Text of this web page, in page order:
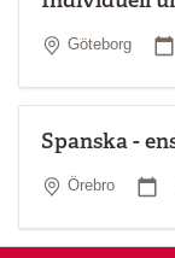
Plats
Göteborg
Spanska -
Plats
Örebro